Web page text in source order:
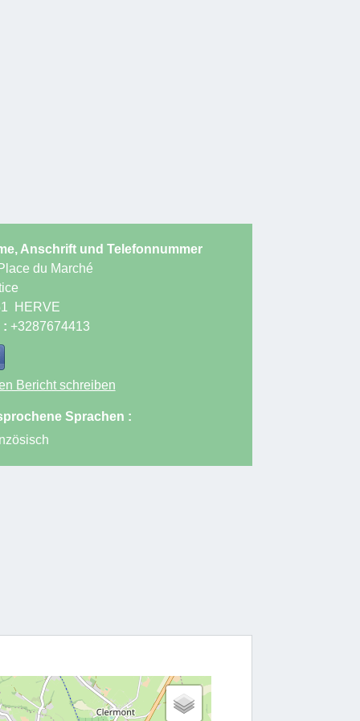
Anschrift und Telefonnummer
du Marché
HERVE
: +3287674413
Bericht schreiben
Sprachen :